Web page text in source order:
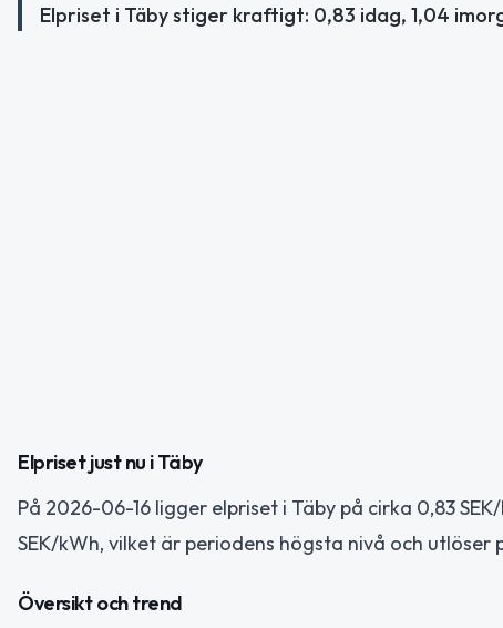
Elpriset i Täby stiger kraftigt: 0,83 idag, 1,04
Elpriset just nu i Täby
På 2026-06-16 ligger elpriset i Täby på cirka 0,83
SEK/kWh, vilket är periodens högsta nivå och utlöser
Översikt och trend